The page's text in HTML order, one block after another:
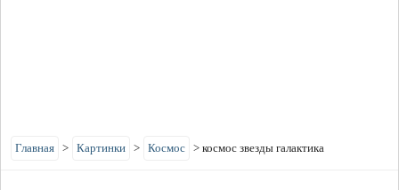
Главная > Картинки > Космос > космос звезды галактика